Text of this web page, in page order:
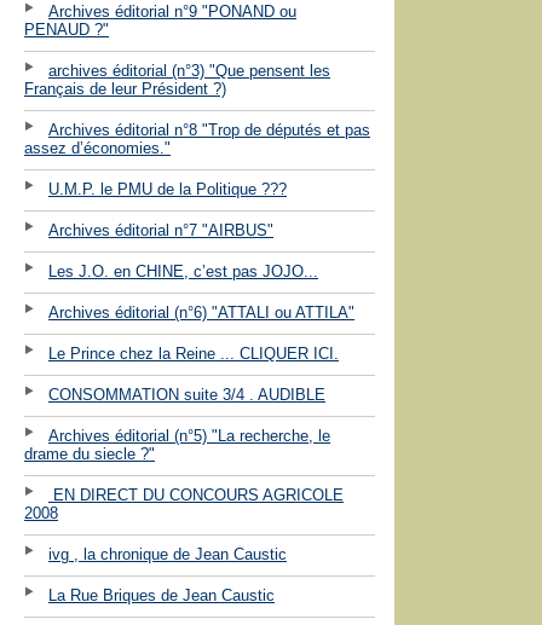
Archives éditorial n°9 "PONAND ou
PENAUD ?"
archives éditorial (n°3) "Que pensent les
Français de leur Président ?)
Archives éditorial n°8 "Trop de députés et pas
assez d’économies."
U.M.P. le PMU de la Politique ???
Archives éditorial n°7 "AIRBUS"
Les J.O. en CHINE, c’est pas JOJO...
Archives éditorial (n°6) "ATTALI ou ATTILA"
Le Prince chez la Reine ... CLIQUER ICI.
CONSOMMATION suite 3/4 . AUDIBLE
Archives éditorial (n°5) "La recherche, le
drame du siecle ?"
EN DIRECT DU CONCOURS AGRICOLE
2008
ivg , la chronique de Jean Caustic
La Rue Briques de Jean Caustic